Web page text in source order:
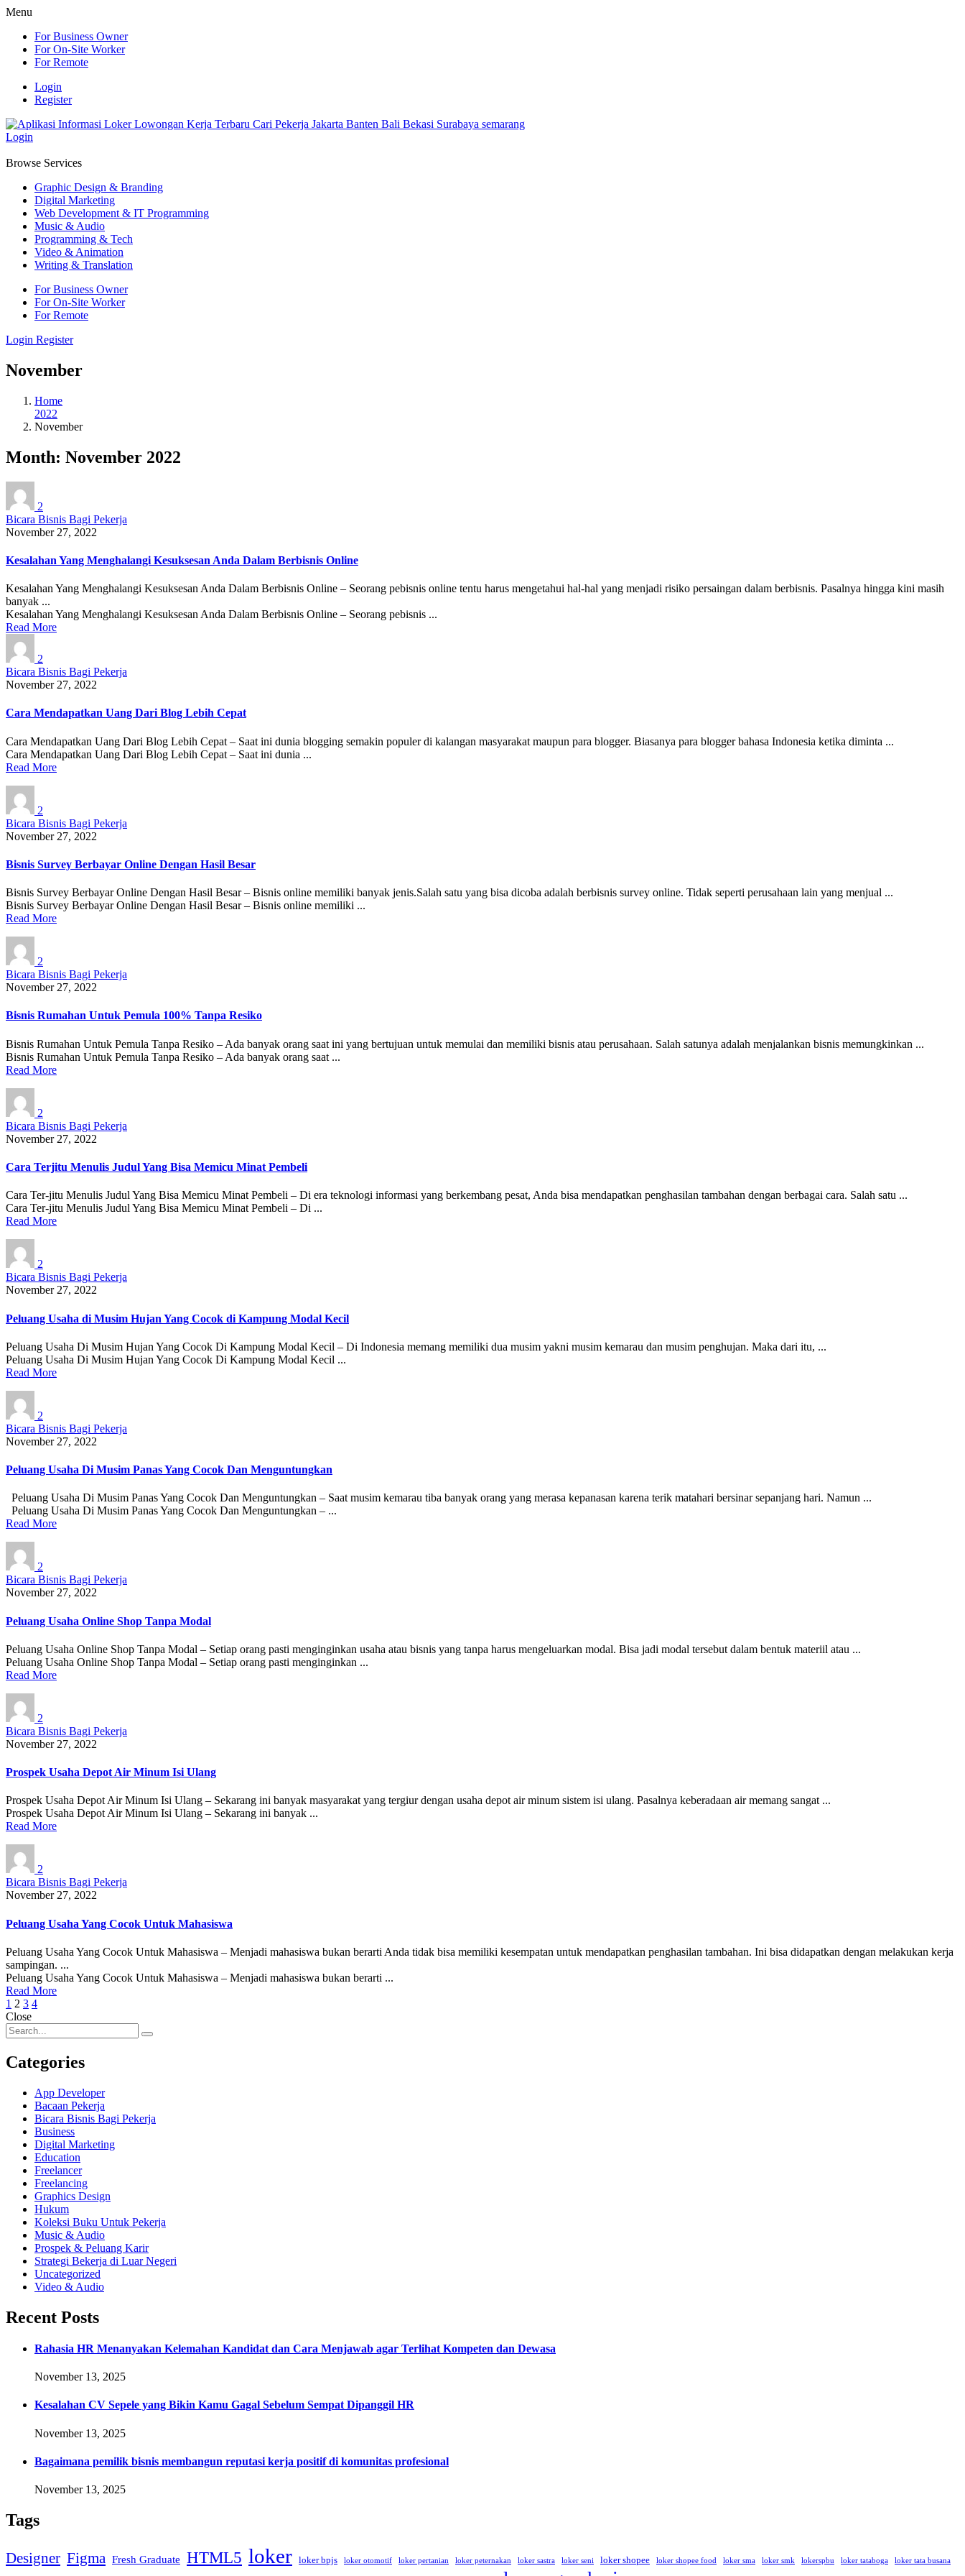
Menu
For Business Owner
For On-Site Worker
For Remote
Login
Register
Login
Browse Services
Graphic Design & Branding
Digital Marketing
Web Development & IT Programming
Music & Audio
Programming & Tech
Video & Animation
Writing & Translation
For Business Owner
For On-Site Worker
For Remote
Login Register
November
Home
2022
November
Month: November 2022
2
Bicara Bisnis Bagi Pekerja
November 27, 2022
Kesalahan Yang Menghalangi Kesuksesan Anda Dalam Berbisnis Online
Kesalahan Yang Menghalangi Kesuksesan Anda Dalam Berbisnis Online – Seorang pebisnis online tentu harus mengetahui hal-hal yang menjadi risiko persaingan dalam berbisnis. Pasalnya hingga kini masih
banyak ...
Kesalahan Yang Menghalangi Kesuksesan Anda Dalam Berbisnis Online – Seorang pebisnis ...
Read More
2
Bicara Bisnis Bagi Pekerja
November 27, 2022
Cara Mendapatkan Uang Dari Blog Lebih Cepat
Cara Mendapatkan Uang Dari Blog Lebih Cepat – Saat ini dunia blogging semakin populer di kalangan masyarakat maupun para blogger. Biasanya para blogger bahasa Indonesia ketika diminta ...
Cara Mendapatkan Uang Dari Blog Lebih Cepat – Saat ini dunia ...
Read More
2
Bicara Bisnis Bagi Pekerja
November 27, 2022
Bisnis Survey Berbayar Online Dengan Hasil Besar
Bisnis Survey Berbayar Online Dengan Hasil Besar – Bisnis online memiliki banyak jenis.Salah satu yang bisa dicoba adalah berbisnis survey online. Tidak seperti perusahaan lain yang menjual ...
Bisnis Survey Berbayar Online Dengan Hasil Besar – Bisnis online memiliki ...
Read More
2
Bicara Bisnis Bagi Pekerja
November 27, 2022
Bisnis Rumahan Untuk Pemula 100% Tanpa Resiko
Bisnis Rumahan Untuk Pemula Tanpa Resiko – Ada banyak orang saat ini yang bertujuan untuk memulai dan memiliki bisnis atau perusahaan. Salah satunya adalah menjalankan bisnis memungkinkan ...
Bisnis Rumahan Untuk Pemula Tanpa Resiko – Ada banyak orang saat ...
Read More
2
Bicara Bisnis Bagi Pekerja
November 27, 2022
Cara Terjitu Menulis Judul Yang Bisa Memicu Minat Pembeli
Cara Ter-jitu Menulis Judul Yang Bisa Memicu Minat Pembeli – Di era teknologi informasi yang berkembang pesat, Anda bisa mendapatkan penghasilan tambahan dengan berbagai cara. Salah satu ...
Cara Ter-jitu Menulis Judul Yang Bisa Memicu Minat Pembeli – Di ...
Read More
2
Bicara Bisnis Bagi Pekerja
November 27, 2022
Peluang Usaha di Musim Hujan Yang Cocok di Kampung Modal Kecil
Peluang Usaha Di Musim Hujan Yang Cocok Di Kampung Modal Kecil – Di Indonesia memang memiliki dua musim yakni musim kemarau dan musim penghujan. Maka dari itu, ...
Peluang Usaha Di Musim Hujan Yang Cocok Di Kampung Modal Kecil ...
Read More
2
Bicara Bisnis Bagi Pekerja
November 27, 2022
Peluang Usaha Di Musim Panas Yang Cocok Dan Menguntungkan
Peluang Usaha Di Musim Panas Yang Cocok Dan Menguntungkan – Saat musim kemarau tiba banyak orang yang merasa kepanasan karena terik matahari bersinar sepanjang hari. Namun ...
Peluang Usaha Di Musim Panas Yang Cocok Dan Menguntungkan – ...
Read More
2
Bicara Bisnis Bagi Pekerja
November 27, 2022
Peluang Usaha Online Shop Tanpa Modal
Peluang Usaha Online Shop Tanpa Modal – Setiap orang pasti menginginkan usaha atau bisnis yang tanpa harus mengeluarkan modal. Bisa jadi modal tersebut dalam bentuk materiil atau ...
Peluang Usaha Online Shop Tanpa Modal – Setiap orang pasti menginginkan ...
Read More
2
Bicara Bisnis Bagi Pekerja
November 27, 2022
Prospek Usaha Depot Air Minum Isi Ulang
Prospek Usaha Depot Air Minum Isi Ulang – Sekarang ini banyak masyarakat yang tergiur dengan usaha depot air minum sistem isi ulang. Pasalnya keberadaan air memang sangat ...
Prospek Usaha Depot Air Minum Isi Ulang – Sekarang ini banyak ...
Read More
2
Bicara Bisnis Bagi Pekerja
November 27, 2022
Peluang Usaha Yang Cocok Untuk Mahasiswa
Peluang Usaha Yang Cocok Untuk Mahasiswa – Menjadi mahasiswa bukan berarti Anda tidak bisa memiliki kesempatan untuk mendapatkan penghasilan tambahan. Ini bisa didapatkan dengan melakukan kerja
sampingan. ...
Peluang Usaha Yang Cocok Untuk Mahasiswa – Menjadi mahasiswa bukan berarti ...
Read More
Posts
navigation
1 2 3 4
Close
Categories
App Developer
Bacaan Pekerja
Bicara Bisnis Bagi Pekerja
Business
Digital Marketing
Education
Freelancer
Freelancing
Graphics Design
Hukum
Koleksi Buku Untuk Pekerja
Music & Audio
Prospek & Peluang Karir
Strategi Bekerja di Luar Negeri
Uncategorized
Video & Audio
Recent Posts
Rahasia HR Menanyakan Kelemahan Kandidat dan Cara Menjawab agar Terlihat Kompeten dan Dewasa
November 13, 2025
Kesalahan CV Sepele yang Bikin Kamu Gagal Sebelum Sempat Dipanggil HR
November 13, 2025
Bagaimana pemilik bisnis membangun reputasi kerja positif di komunitas profesional
November 13, 2025
Tags
Designer Figma Fresh Graduate HTML5 loker loker bpjs loker otomotif loker pertanian loker peternakan loker sastra loker seni loker shopee loker shopee food loker sma loker smk lokerspbu loker tataboga loker tata busana